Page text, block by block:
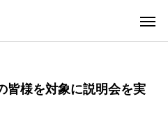
皆様を対象に説明会を実